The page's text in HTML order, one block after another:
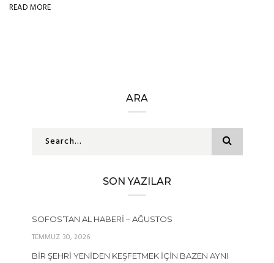
READ MORE
ARA
SON YAZILAR
SOFOS’TAN AL HABERI – AĞUSTOS
TEMMUZ 30, 2026
BIR ŞEHRI YENIDEN KEŞFETMEK İÇIN BAZEN AYNI